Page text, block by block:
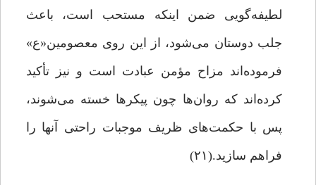
لطیفه‌گویی ضمن اینکه مستحب است، باعث
جلب دوستان می‌شود، از این روی معصومین«ع»
فرموده‌اند مزاح مؤمن عبادت است و نیز تأکید
کرده‌اند که روان‌ها چون پیکرها خسته می‌شوند،
پس با حکمت‌های ظریف موجبات راحتی آنها را
فراهم سازید.(۲۱)